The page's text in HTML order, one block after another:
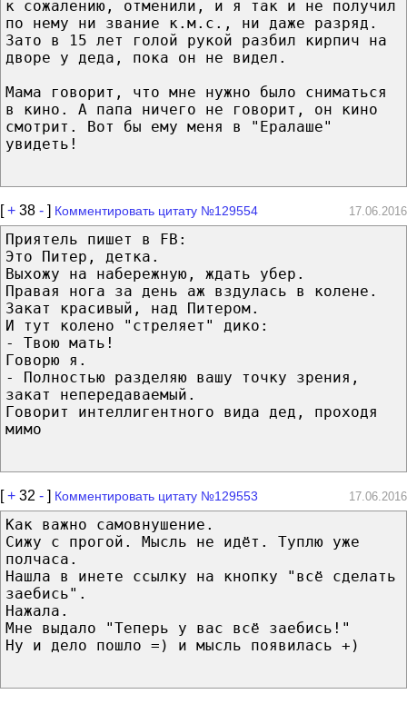
к сожалению, отменили, и я так и не получил
по нему ни звание к.м.с., ни даже разряд.
Зато в 15 лет голой рукой разбил кирпич на
дворе у деда, пока он не видел.
Мама говорит, что мне нужно было сниматься
в кино. А папа ничего не говорит, он кино
смотрит. Вот бы ему меня в "Ералаше"
увидеть!
[+ 38 - ] Комментировать цитату №129554 17.06.2016
Приятель пишет в FB:
Это Питер, детка.
Выхожу на набережную, ждать убер.
Правая нога за день аж вздулась в колене.
Закат красивый, над Питером.
И тут колено "стреляет" дико:
- Твою мать!
Говорю я.
- Полностью разделяю вашу точку зрения,
закат непередаваемый.
Говорит интеллигентного вида дед, проходя
мимо
[+ 32 - ] Комментировать цитату №129553 17.06.2016
Как важно самовнушение.
Сижу с прогой. Мысль не идёт. Туплю уже
полчаса.
Нашла в инете ссылку на кнопку "всё сделать
заебись".
Нажала.
Мне выдало "Теперь у вас всё заебись!"
Ну и дело пошло =) и мысль появилась +)